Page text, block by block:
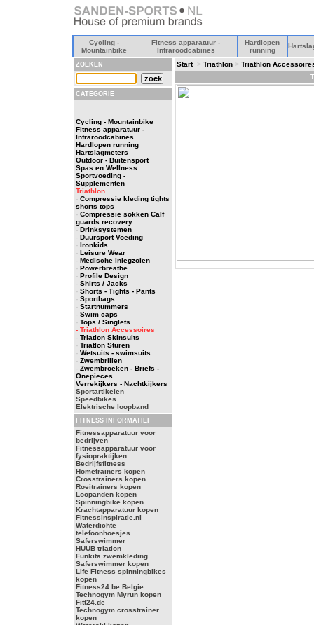
Cycling -
Mountainbike
Fitness apparatuur -
Infraroodcabines
Hardlopen
running
ZOEKEN
CATEGORIE
Cycling - Mountainbike
Fitness apparatuur -
Infraroodcabines
Hardlopen running
Hartslagmeters
Outdoor - Buitensport
Spas en Wellness
Sportvoeding -
Supplementen
Triathlon
- Compressie kleding tights
shorts tops
- Compressie sokken Calf
guards recovery
- Drinksystemen
- Duursport Voeding
- Ironkids
- Leisure Wear
- Medische inlegzolen
- Powerbreathe
- Profile Design
- Shirts / Jacks
- Shorts - Tights - Pants
- Sportbags
- Startnummers
- Swim caps
- Tops / Singlets
- Triathlon Accessoires
- Triatlon Skinsuits
- Triatlon Sturen
- Wetsuits - swimsuits
- Zwembrillen
- Zwembroeken - Briefs -
Onepieces
Verrekijkers - Nachtkijkers
Sportartikelen
Speedbikes
Elektrische loopband
FITNESS INFORMATIEF
Fitnessapparatuur voor
bedrijven
Fitnessapparatuur voor
fysiopraktijken
Bedrijfsfitness
Hometrainers kopen
Crosstrainers kopen
Roeitrainers kopen
Loopanden kopen
Spinningbike kopen
Krachtapparatuur kopen
Fitnessinspiratie.nl
Waterdichte
telefoonhoesjes
Saferswimmer
HUUB triatlon
Funkita zwemkleding
Saferswimmer kopen
Life Fitness spinningbikes
kopen
Fitness24.be Belgie
Technogym Myrun kopen
Fitt24.de
Technogym crosstrainer
kopen
Start> Triathlon > Triathlon